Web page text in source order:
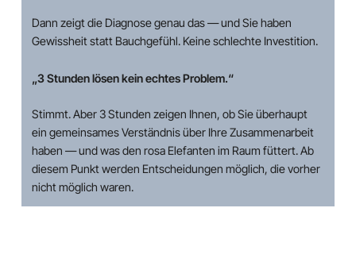
Dann zeigt die Diagnose genau das — und Sie haben
Gewissheit statt Bauchgefühl. Keine schlechte Investition.
„3 Stunden lösen kein echtes Problem.“
Stimmt. Aber 3 Stunden zeigen Ihnen, ob Sie überhaupt
ein gemeinsames Verständnis über Ihre Zusammenarbeit
haben — und was den rosa Elefanten im Raum füttert. Ab
diesem Punkt werden Entscheidungen möglich, die vorher
nicht möglich waren.